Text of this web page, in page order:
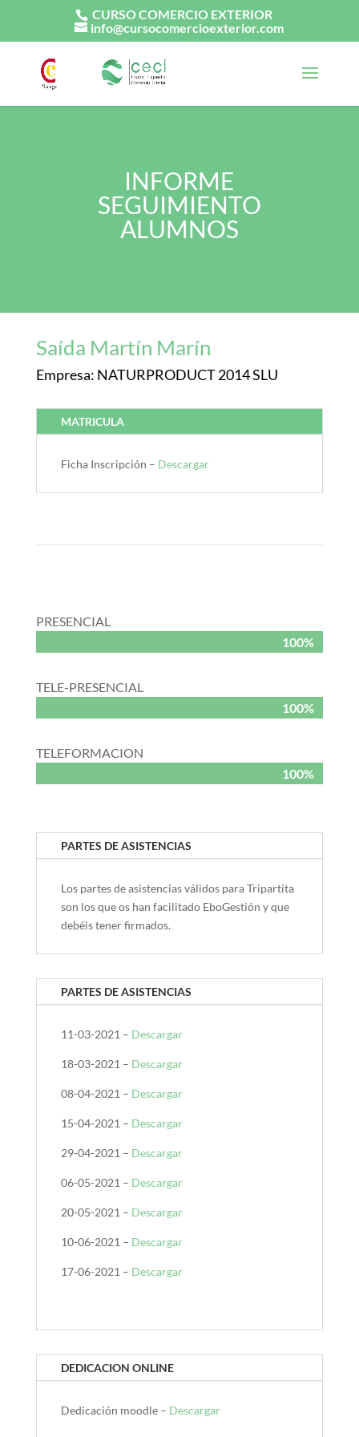
CURSO COMERCIO EXTERIOR
info@cursocomercioexterior.com
INFORME
SEGUIMIENTO
ALUMNOS
Saída Martín Marín
Empresa: NATURPRODUCT 2014 SLU
MATRICULA
Ficha Inscripción – Descargar
PRESENCIAL
100%
100%
TELE-PRESENCIAL
100%
100%
TELEFORMACION
100%
100%
PARTES DE ASISTENCIAS
Los partes de asistencias válidos para Tripartita
son los que os han facilitado EboGestión y que
debéis tener firmados.
PARTES DE ASISTENCIAS
11-03-2021 – Descargar
18-03-2021 – Descargar
08-04-2021 – Descargar
15-04-2021 – Descargar
29-04-2021 – Descargar
06-05-2021 – Descargar
20-05-2021 – Descargar
10-06-2021 – Descargar
17-06-2021 – Descargar
DEDICACION ONLINE
Dedicación moodle – Descargar